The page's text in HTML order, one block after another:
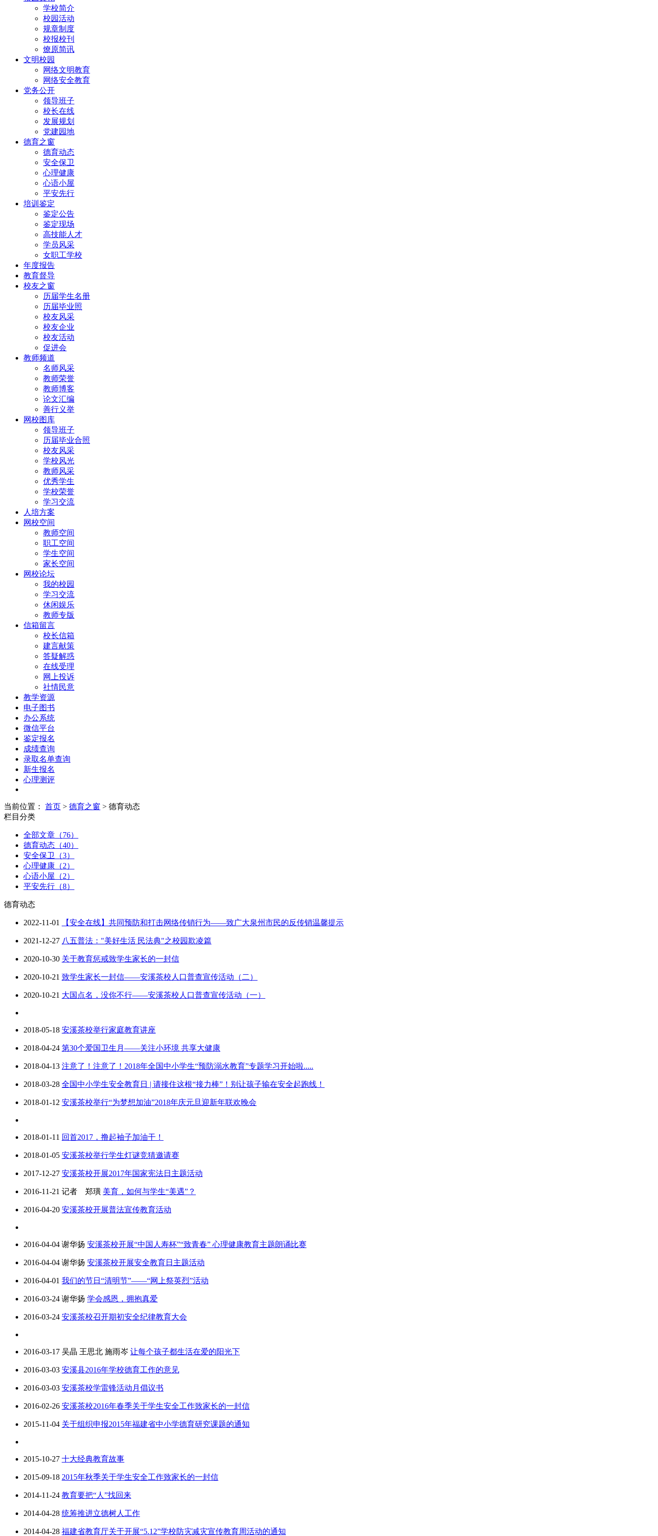
学校简介
校园活动
规章制度
校报校刊
燎原简讯
文明校园
网络文明教育
网络安全教育
党务公开
领导班子
校长在线
发展规划
党建园地
德育之窗
德育动态
安全保卫
心理健康
心语小屋
平安先行
培训鉴定
鉴定公告
鉴定现场
高技能人才
学员风采
女职工学校
年度报告
教育督导
校友之窗
历届学生名册
历届毕业照
校友风采
校友企业
校友活动
促进会
教师频道
名师风采
教师荣誉
教师博客
论文汇编
善行义举
网校图库
领导班子
历届毕业合照
校友风采
学校风光
教师风采
优秀学生
学校荣誉
学习交流
人培方案
网校空间
教师空间
职工空间
学生空间
家长空间
网校论坛
我的校园
学习交流
休闲娱乐
教师专版
信箱留言
校长信箱
建言献策
答疑解惑
在线受理
网上投诉
社情民意
教学资源
电子图书
办公系统
微信平台
鉴定报名
成绩查询
录取名单查询
新生报名
心理测评
当前位置： 首页 > 德育之窗 > 德育动态
栏目分类
全部文章（76）
德育动态（40）
安全保卫（3）
心理健康（2）
心语小屋（2）
平安先行（8）
德育动态
2022-11-01 【安全在线】共同预防和打击网络传销行为——致广大泉州市民的反传销温馨提示
2021-12-27 八五普法："美好生活 民法典"之校园欺凌篇
2020-10-30 关于教育惩戒致学生家长的一封信
2020-10-21 致学生家长一封信——安溪茶校人口普查宣传活动（二）
2020-10-21 大国点名，没你不行——安溪茶校人口普查宣传活动（一）
2018-05-18 安溪茶校举行家庭教育讲座
2018-04-24 第30个爱国卫生月——关注小环境 共享大健康
2018-04-13 注意了！注意了！2018年全国中小学生“预防溺水教育”专题学习开始啦.....
2018-03-28 全国中小学生安全教育日 | 请接住这根“接力棒”！别让孩子输在安全起跑线！
2018-01-12 安溪茶校举行“为梦想加油”2018年庆元旦迎新年联欢晚会
2018-01-11 回首2017，撸起袖子加油干！
2018-01-05 安溪茶校举行学生灯谜竞猜邀请赛
2017-12-27 安溪茶校开展2017年国家宪法日主题活动
2016-11-21 记者 郑璜 美育，如何与学生“美遇”？
2016-04-20 安溪茶校开展普法宣传教育活动
2016-04-04 谢华扬 安溪茶校开展“中国人寿杯”“致青春” 心理健康教育主题朗诵比赛
2016-04-04 谢华扬 安溪茶校开展安全教育日主题活动
2016-04-01 我们的节日“清明节”——“网上祭英烈”活动
2016-03-24 谢华扬 学会感恩，拥抱真爱
2016-03-24 安溪茶校召开期初安全纪律教育大会
2016-03-17 吴晶 王思北 施雨岑 让每个孩子都生活在爱的阳光下
2016-03-03 安溪县2016年学校德育工作的意见
2016-03-03 安溪茶校学雷锋活动月倡议书
2016-02-26 安溪茶校2016年春季关于学生安全工作致家长的一封信
2015-11-04 关于组织申报2015年福建省中小学德育研究课题的通知
2015-10-27 十大经典教育故事
2015-09-18 2015年秋季关于学生安全工作致家长的一封信
2014-11-24 教育要把“人”找回来
2014-04-28 统筹推进立德树人工作
2014-04-28 福建省教育厅关于开展“5.12”学校防灾减灾宣传教育周活动的通知